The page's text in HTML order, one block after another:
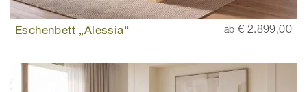
Eschenbett „Alessia“ ab € 2.899,00